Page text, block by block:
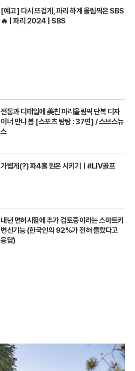
[예고] 다시 뜨겁게, 파리 하계 올림픽은 SBS
🔥 | 파리 2024 | SBS
전통과 디테일에 美친 파리올림픽 단복 디자
이너 만나 봄 [스포츠 탐탐 : 37편] / 스브스뉴
스
가볍게(?) 파4홀 원온 시키기ㅣ#LIV골프
내년 면허시험에 추가 검토중이라는 스마트키
변신기능 (한국인의 92%가 전혀 몰랐다고
응답)